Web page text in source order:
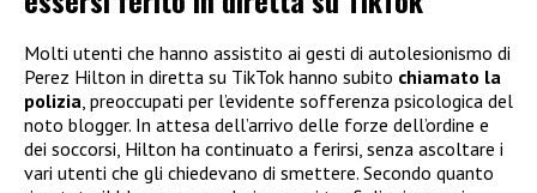
Molti utenti che hanno assistito ai gesti di autolesionismo di
Perez Hilton in diretta su TikTok hanno subito chiamato la
polizia , preoccupati per l’evidente sofferenza psicologica del
noto blogger. In attesa dell’arrivo delle forze dell’ordine e
dei soccorsi, Hilton ha continuato a ferirsi, senza ascoltare i
vari utenti che gli chiedevano di smettere. Secondo quanto